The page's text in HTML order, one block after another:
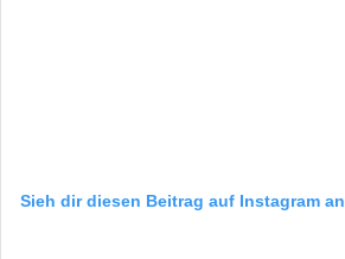
Sieh dir diesen Beitrag auf Instagram an